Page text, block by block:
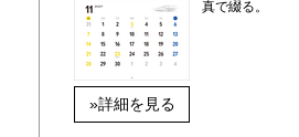
»詳細を見る
真で綴る。